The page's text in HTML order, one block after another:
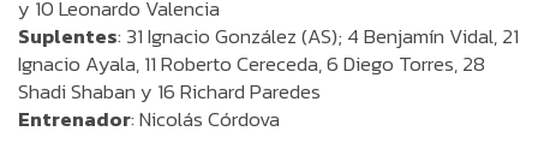
y 10 Leonardo Valencia
Suplentes: 31 Ignacio González (AS); 4 Benjamín Vidal, 21
Ignacio Ayala, 11 Roberto Cereceda, 6 Diego Torres, 28
Shadi Shaban y 16 Richard Paredes
Entrenador: Nicolás Córdova